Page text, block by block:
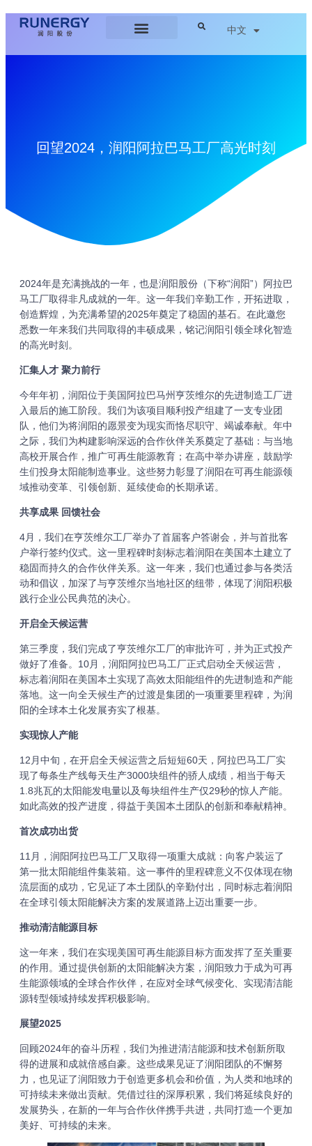
中文
回望2024，润阳阿拉巴马工厂高光时刻
2024年是充满挑战的一年，也是润阳股份（下称“润阳”）阿拉巴
马工厂取得非凡成就的一年。这一年我们辛勤工作，开拓进取，
创造辉煌，为充满希望的2025年奠定了稳固的基石。在此邀您
悉数一年来我们共同取得的丰硕成果，铭记润阳引领全球化智造
的高光时刻。
汇集人才 聚力前行
今年年初，润阳位于美国阿拉巴马州亨茨维尔的先进制造工厂进
入最后的施工阶段。我们为该项目顺利投产组建了一支专业团
队，他们为将润阳的愿景变为现实而恪尽职守、竭诚奉献。年中
之际，我们为构建影响深远的合作伙伴关系奠定了基础：与当地
高校开展合作，推广可再生能源教育；在高中举办讲座，鼓励学
生们投身太阳能制造事业。这些努力彰显了润阳在可再生能源领
域推动变革、引领创新、延续使命的长期承诺。
共享成果 回馈社会
4月，我们在亨茨维尔工厂举办了首届客户答谢会，并与首批客
户举行签约仪式。这一里程碑时刻标志着润阳在美国本土建立了
稳固而持久的合作伙伴关系。这一年来，我们也通过参与各类活
动和倡议，加深了与亨茨维尔当地社区的纽带，体现了润阳积极
践行企业公民典范的决心。
开启全天候运营
第三季度，我们完成了亨茨维尔工厂的审批许可，并为正式投产
做好了准备。10月，润阳阿拉巴马工厂正式启动全天候运营，
标志着润阳在美国本土实现了高效太阳能组件的先进制造和产能
落地。这一向全天候生产的过渡是集团的一项重要里程碑，为润
阳的全球本土化发展夯实了根基。
实现惊人产能
12月中旬，在开启全天候运营之后短短60天，阿拉巴马工厂实
现了每条生产线每天生产3000块组件的骄人成绩，相当于每天
1.8兆瓦的太阳能发电量以及每块组件生产仅29秒的惊人产能。
如此高效的投产进度，得益于美国本土团队的创新和奉献精神。
首次成功出货
11月，润阳阿拉巴马工厂又取得一项重大成就：向客户装运了
第一批太阳能组件集装箱。这一事件的里程碑意义不仅体现在物
流层面的成功，它见证了本土团队的辛勤付出，同时标志着润阳
在全球引领太阳能解决方案的发展道路上迈出重要一步。
推动清洁能源目标
这一年来，我们在实现美国可再生能源目标方面发挥了至关重要
的作用。通过提供创新的太阳能解决方案，润阳致力于成为可再
生能源领域的全球合作伙伴，在应对全球气候变化、实现清洁能
源转型领域持续发挥积极影响。
展望2025
回顾2024年的奋斗历程，我们为推进清洁能源和技术创新所取
得的进展和成就倍感自豪。这些成果见证了润阳团队的不懈努
力，也见证了润阳致力于创造更多机会和价值，为人类和地球的
可持续未来做出贡献。凭借过往的深厚积累，我们将延续良好的
发展势头，在新的一年与合作伙伴携手共进，共同打造一个更加
美好、可持续的未来。